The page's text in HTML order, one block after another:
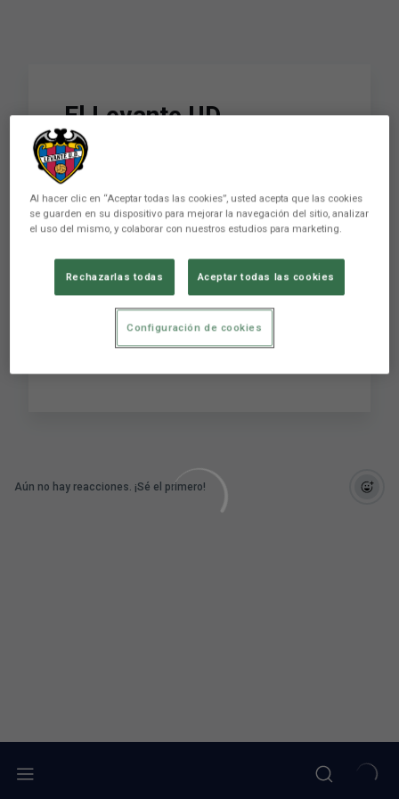
El Levante UD
Femenino disfruta de la
Mascletà desde el
Balcón del
Ayuntamiento de
Valencia
Aún no hay reacciones. ¡Sé el primero!
Al hacer clic en “Aceptar todas las cookies”, usted acepta que las cookies
se guarden en su dispositivo para mejorar la navegación del sitio, analizar
el uso del mismo, y colaborar con nuestros estudios para marketing.
Rechazarlas todas Aceptar todas las cookies
Configuración de cookies